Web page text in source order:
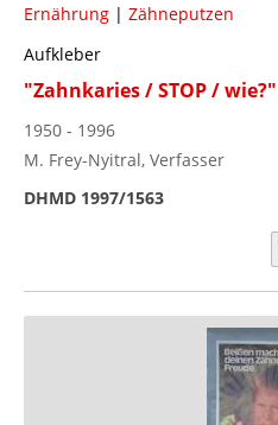
Ernährung | Zähneputzen
Aufkleber
"Zahnkaries / STOP / wie?"
1950 - 1996
M. Frey-Nyitral, Verfasser
DHMD 1997/1563